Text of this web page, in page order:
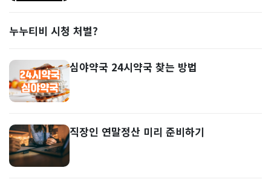
누누티비 시청 처벌?
심야약국 24시약국 찾는 방법
직장인 연말정산 미리 준비하기